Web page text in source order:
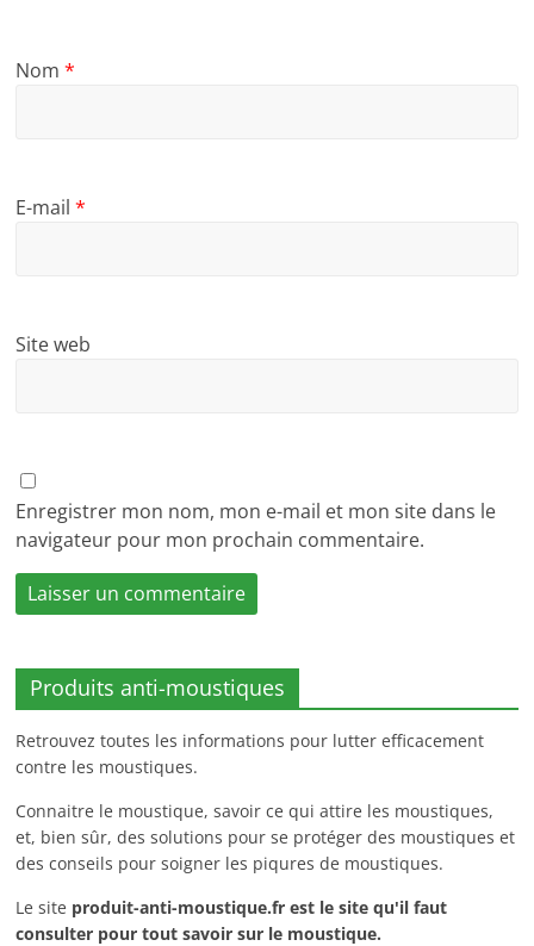
Nom*
E-mail*
Site web
Enregistrer mon nom, mon e-mail et mon site dans le
navigateur pour mon prochain commentaire.
Produits anti-moustiques
Retrouvez toutes les informations pour lutter efficacement
contre les moustiques.
Connaitre le moustique, savoir ce qui attire les moustiques,
et, bien sûr, des solutions pour se protéger des moustiques et
des conseils pour soigner les piqures de moustiques.
Le site produit-anti-moustique.fr est le site qu'il faut
consulter pour tout savoir sur le moustique.